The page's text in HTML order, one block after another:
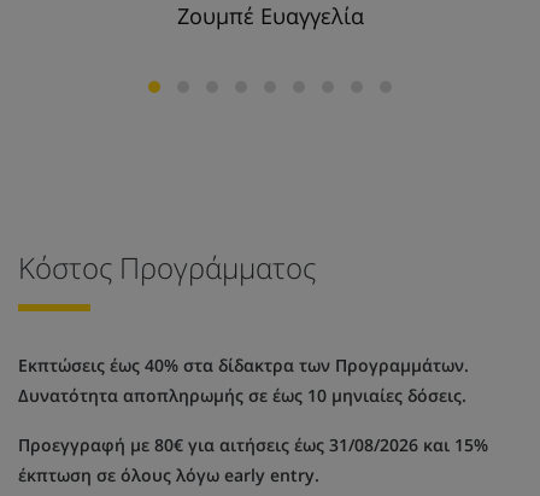
Ζουμπέ Ευαγγελία
Κόστος Προγράμματος
Εκπτώσεις έως 40% στα δίδακτρα των Προγραμμάτων.
Δυνατότητα αποπληρωμής σε έως 10 μηνιαίες δόσεις.
Προεγγραφή με 80€ για αιτήσεις έως 31/08/2026 και 15%
έκπτωση σε όλους λόγω early entry.